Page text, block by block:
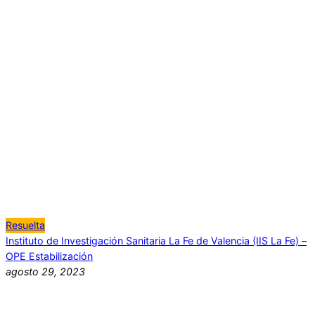
Resuelta
Instituto de Investigación Sanitaria La Fe de Valencia (IIS La Fe) –
OPE Estabilización
agosto 29, 2023